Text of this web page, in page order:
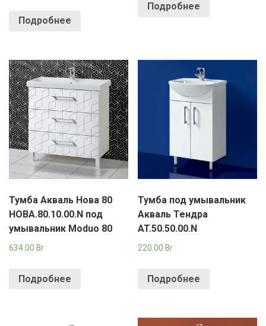
Подробнее
Подробнее
Тумба Акваль Нова 80
НОВА.80.10.00.N под
умывальник Moduo 80
634.00 Br
Подробнее
Тумба под умывальник
Акваль Тендра
AT.50.50.00.N
220.00 Br
Подробнее